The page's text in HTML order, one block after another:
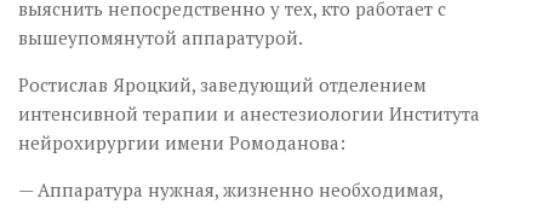
выяснить непосредственно у тех, кто работает с
вышеупомянутой аппаратурой.
Ростислав Яроцкий, заведующий отделением
интенсивной терапии и анестезиологии Института
нейрохирургии имени Ромоданова:
— Аппаратура нужная, жизненно необходимая,